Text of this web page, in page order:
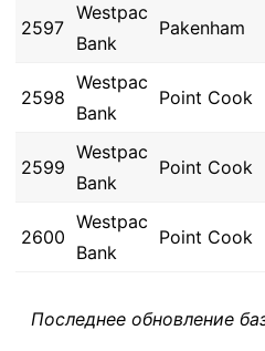
2597
Westpac
Bank
Pakenham
2598
Westpac
Bank
Point Cook
2599
Westpac
Bank
Point Cook
2600
Westpac
Bank
Point Cook
Последнее обновление